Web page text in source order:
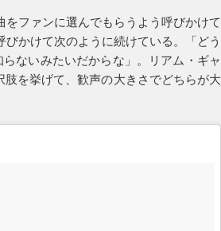
ファンに選んでもらうよう呼びかけて
かけて次のように続けている。「どう
ないみたいだからな」。リアム・ギャ
肢を挙げて、歓声の大きさでどちらが大